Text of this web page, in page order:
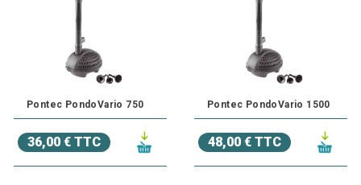
Pontec PondoVario 750
36,00 € TTC
Pontec PondoVario 1500
48,00 € TTC